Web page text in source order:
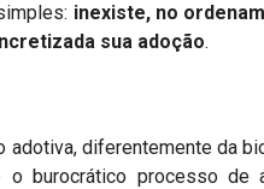
inexiste, no
sua adoção.
adotiva, diferentemente da
o burocrático processo de